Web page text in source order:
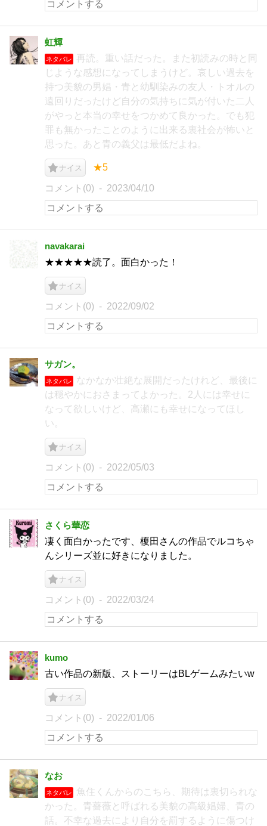
虹輝
ネタバレ
再読。重い話だった。また初読みの時と同
じような感想になってしまうけど。哀しい過去を
持つ美貌の男娼・青と幼馴染みの友人・トオルの
遠回りだったけど自分の気持ちに気が付いた二人
がやっと本当の幸せをつかめて良かった。でも犯
罪も無かったことのように出来る裏社会が怖いと
思った。あと青の義父は最低だよね。
ナイス ★5
コメント(0) 2023/04/10
navakarai
★★★★★読了。面白かった！
ナイス
コメント(0) 2022/09/02
サガン。
ネタバレ
なかなか壮絶な展開だったけれど、最後に
は穏やかにおさまってよかった。2人には幸せに
なって欲しいけど、高瀬にも幸せになってほし
い。
ナイス
コメント(0) 2022/05/03
さくら華恋
凄く面白かったです、榎田さんの作品でルコちゃ
んシリーズ並に好きになりました。
ナイス
コメント(0) 2022/03/24
kumo
古い作品の新版、ストーリーはBLゲームみたいw
ナイス
コメント(0) 2022/01/06
なお
ネタバレ
魚住くんからのこちら、期待は裏切られな
かった。青薔薇と呼ばれる美貌の高級娼婦、青の
話。不幸な過去により自分を罰するように傷つけ